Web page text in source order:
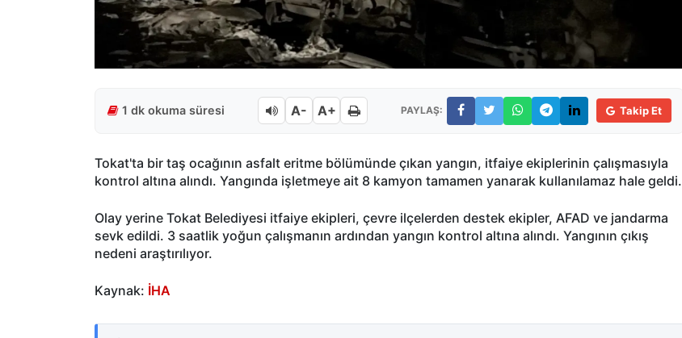
1 dk okuma süresi A- A+ PAYLAŞ: Takip Et
Tokat'ta bir taş ocağının asfalt eritme bölümünde çıkan yangın, itfaiye ekiplerinin çalışmasıyla
kontrol altına alındı. Yangında işletmeye ait 8 kamyon tamamen yanarak kullanılamaz hale geldi.
Olay yerine Tokat Belediyesi itfaiye ekipleri, çevre ilçelerden destek ekipler, AFAD ve jandarma
sevk edildi. 3 saatlik yoğun çalışmanın ardından yangın kontrol altına alındı. Yangının çıkış
nedeni araştırılıyor.
Kaynak: İHA